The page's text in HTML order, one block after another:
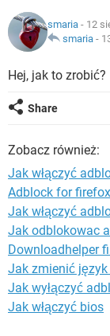
WINDOWS 10
IOS
INSTAGRAM
WINDOWS 10
GRY
WINDOWS 10
ARTYKUŁY
COVID-19
GRY
SPOTIFY
WINDOWS 10
smaria - 12
smaria -
Hej, jak to zrobić?
Share
Zobacz również:
Jak włączyć
Adblock for firefox
Jak włączyć
Jak odblokowac
Downloadhelper
Jak zmienić
Jak wyłączyć
Jak włączyć bios